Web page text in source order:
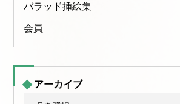
バラッド挿絵集
会員
アーカイブ